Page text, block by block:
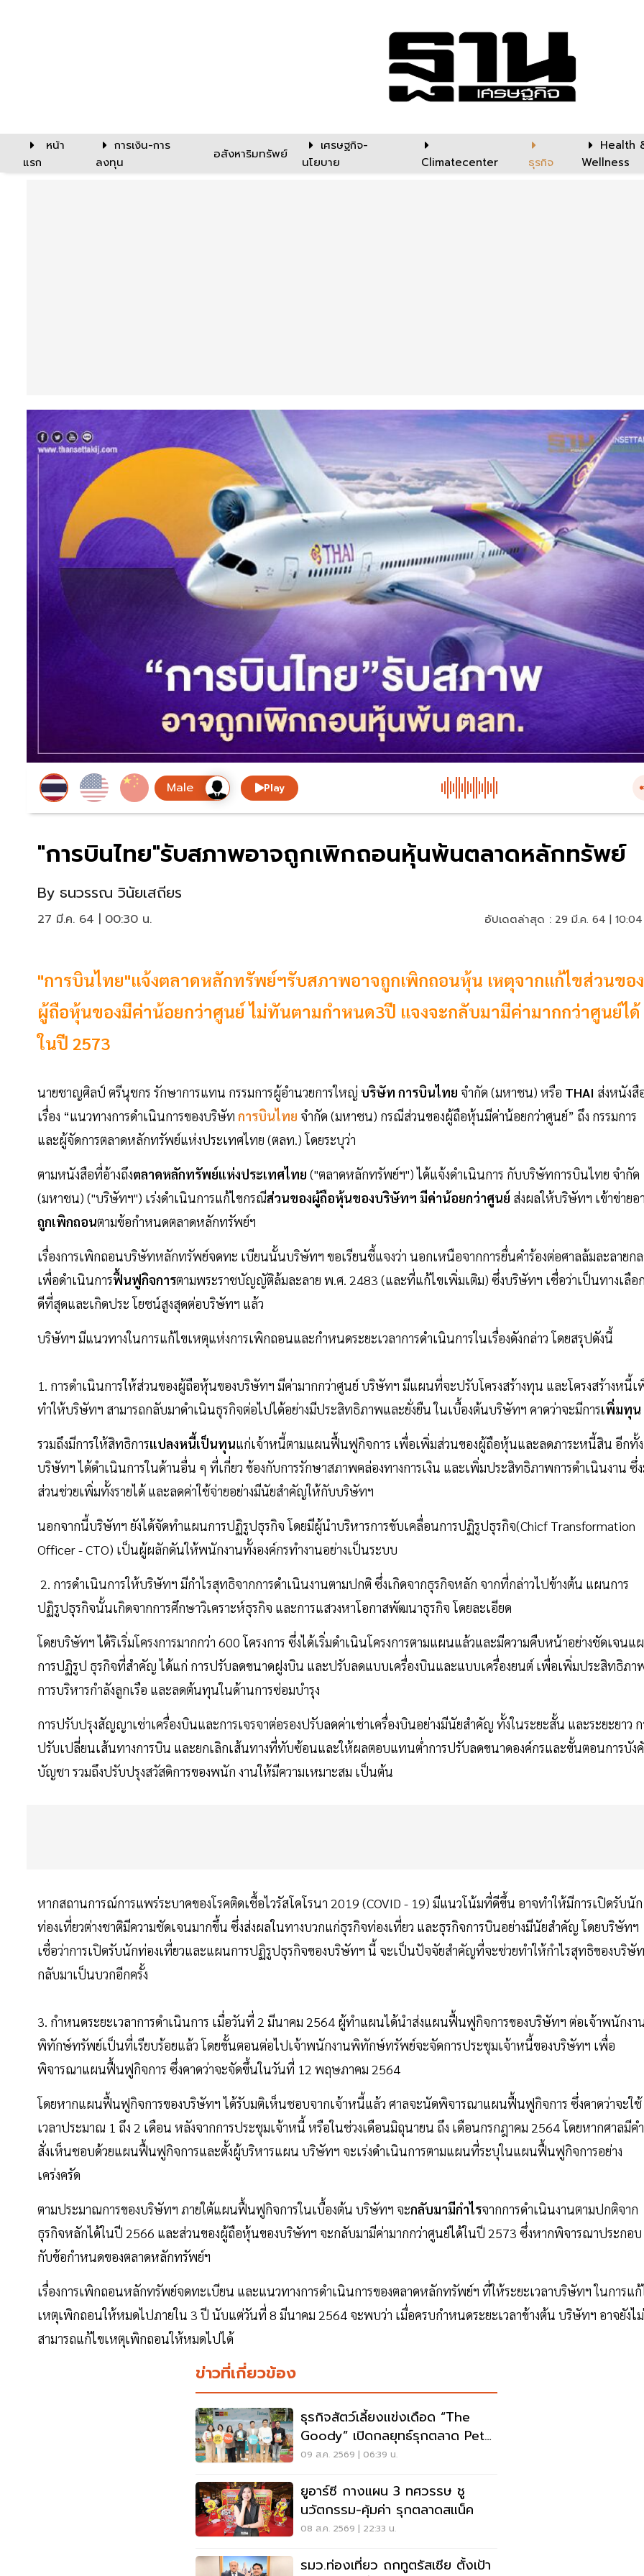
หน้า
แรก
การเงิน-การ
ลงทุน
อสังหาริมทรัพย์
เศรษฐกิจ-
นโยบาย
Climatecenter ธุรกิจ
Health
Wellness
Play
"การบินไทย"รับสภาพอาจถูกเพิกถอนหุ้นพ้นตลาดหลักทรัพย์
By ธนวรรณ วินัยเสถียร
27 มี.ค. 64 | 00:30 น. อัปเดตล่าสุด : 29 มี.ค. 64 |
"การบินไทย"แจ้งตลาดหลักทรัพย์ฯรับสภาพอาจถูกเพิกถอนหุ้น เหตุจากแก้ไขส่วนของ
ผู้ถือหุ้นของมีค่าน้อยกว่าศูนย์ ไม่ทันตามกำหนด3ปี แจงจะกลับมามีค่ามากกว่าศูนย์ได้
ในปี 2573
นายชาญศิลป์ ตรีนุชกร รักษาการแทน กรรมการผู้อำนวยการใหญ่ บริษัท การบินไทย จำกัด (มหาชน) หรือ THAI ส่งหนังสื
เรื่อง “แนวทางการดำเนินการของบริษัท การบินไทย จำกัด (มหาชน) กรณีส่วนของผู้ถือหุ้นมีค่าน้อยกว่าศูนย์” ถึง กรรมการ
และผู้จัดการตลาดหลักทรัพย์แห่งประเทศไทย (ตลท.) โดยระบุว่า
ตามหนังสือที่อ้างถึงตลาดหลักทรัพย์แห่งประเทศไทย ("ตลาดหลักทรัพย์ฯ") ได้แจ้งดำเนินการ กับบริษัทการบินไทย จำกัด
(มหาชน) ("บริษัทฯ") เร่งดำเนินการแก้ไขกรณีส่วนของผู้ถือหุ้นของบริษัทฯ มีค่าน้อยกว่าศูนย์ ส่งผลให้บริษัทฯ เข้าข่ายอ
ถูกเพิกถอนตามข้อกำหนดตลาดหลักทรัพย์ฯ
เรื่องการเพิกถอนบริษัทหลักทรัพย์จดทะ เบียนนั้นบริษัทฯ ขอเรียนชี้แจงว่า นอกเหนือจากการยื่นคำร้องต่อศาลล้มละลายกล
เพื่อดำเนินการฟื้นฟูกิจการตามพระราชบัญญัติล้มละลาย พ.ศ. 2483 (และที่แก้ไขเพิ่มเติม) ซึ่งบริษัทฯ เชื่อว่าเป็นทางเลือ
ดีที่สุดและเกิดประ โยชน์สูงสุดต่อบริษัทฯ แล้ว
บริษัทฯ มีแนวทางในการแก้ไขเหตุแห่งการเพิกถอนและกำหนดระยะเวลาการดำเนินการในเรื่องดังกล่าว โดยสรุปดังนี้
1. การดำเนินการให้ส่วนของผู้ถือหุ้นของบริษัทฯ มีค่ามากกว่าศูนย์ บริษัทฯ มีแผนที่จะปรับโครงสร้างทุน และโครงสร้างหนี้เ
ทำให้บริษัทฯ สามารถกลับมาดำเนินธุรกิจต่อไปได้อย่างมีประสิทธิภาพและยั่งยืน ในเบื้องต้นบริษัทฯ คาดว่าจะมีการเพิ่มทุน
รวมถึงมีการให้สิทธิการแปลงหนี้เป็นทุนแก่เจ้าหนี้ตามแผนฟื้นฟูกิจการ เพื่อเพิ่มส่วนของผู้ถือหุ้นและลดภาระหนี้สิน อีกทั้ง
บริษัทฯ ได้ดำเนินการในด้านอื่น ๆ ที่เกี่ยว ข้องกับการรักษาสภาพคล่องทางการเงิน และเพิ่มประสิทธิภาพการดำเนินงาน ซึ่
ส่วนช่วยเพิ่มทั้งรายได้ และลดค่าใช้จ่ายอย่างมีนัยสำคัญให้กับบริษัทฯ
นอกจากนี้บริษัทฯ ยังได้จัดทำแผนการปฏิรูปธุรกิจ โดยมีผู้นำบริหารการขับเคลื่อนการปฏิรูปธุรกิจ(Chicf Transformation
Officer - CTO) เป็นผู้ผลักดันให้พนักงานทั้งองค์กรทำงานอย่างเป็นระบบ
2. การดำเนินการให้บริษัทฯ มีกำไรสุทธิจากการดำเนินงานตามปกติ ซึ่งเกิดจากธุรกิจหลัก จากที่กล่าวไปข้างต้น แผนการ
ปฏิรูปธุรกิจนั้นเกิดจากการศึกษาวิเคราะห์ธุรกิจ และการแสวงหาโอกาสพัฒนาธุรกิจ โดยละเอียด
โดยบริษัทฯ ได้ริเริ่มโครงการมากกว่า 600 โครงการ ซึ่งได้เริ่มดำเนินโครงการตามแผนแล้วและมีความคืบหน้าอย่างชัดเจนแ
การปฏิรูป ธุรกิจที่สำคัญ ได้แก่ การปรับลดขนาดฝูงบิน และปรับลดแบบเครื่องบินและแบบเครื่องยนต์ เพื่อเพิ่มประสิทธิภา
การบริหารกำลังลูกเรือ และลดต้นทุนในด้านการซ่อมบำรุง
การปรับปรุงสัญญาเช่าเครื่องบินและการเจรจาต่อรองปรับลดค่าเช่าเครื่องบินอย่างมีนัยสำคัญ ทั้งในระยะสั้น และระยะยาว ก
ปรับเปลี่ยนเส้นทางการบิน และยกเลิกเส้นทางที่ทับซ้อนและให้ผลตอบแทนต่ำการปรับลดขนาดองค์กรและขั้นตอนการบัง
บัญชา รวมถึงปรับปรุงสวัสดิการของพนัก งานให้มีความเหมาะสม เป็นต้น
หากสถานการณ์การแพร่ระบาคของโรคติดเชื้อไวรัสโคโรนา 2019 (COVID - 19) มีแนวโน้มที่ดีขึ้น อาจทำให้มีการเปิดรับนัก
ท่องเที่ยวต่างชาติมีความชัดเจนมากขึ้น ซึ่งส่งผลในทางบวกแก่ธุรกิจท่องเที่ยว และธุรกิจการบินอย่างมีนัยสำคัญ โดยบริษัทฯ
เชื่อว่าการเปิดรับนักท่องเที่ยวและแผนการปฏิรูปธุรกิจของบริษัทฯ นี้ จะเป็นปัจจัยสำคัญที่จะช่วยทำให้กำไรสุทธิของบริษั
กลับมาเป็นบวกอีกครั้ง
3. กำหนดระยะเวลาการดำเนินการ เมื่อวันที่ 2 มีนาคม 2564 ผู้ทำแผนได้นำส่งแผนฟื้นฟูกิจการของบริษัทฯ ต่อเจ้าพนักงา
พิทักษ์ทรัพย์เป็นที่เรียบร้อยแล้ว โดยขั้นตอนต่อไปเจ้าพนักงานพิทักษ์ทรัพย์จะจัดการประชุมเจ้าหนี้ของบริษัทฯ เพื่อ
พิจารณาแผนฟื้นฟูกิจการ ซึ่งคาดว่าจะจัดขึ้นในวันที่ 12 พฤษภาคม 2564
โดยหากแผนฟื้นฟูกิจการของบริษัทฯ ได้รับมติเห็นชอบจากเจ้าหนี้แล้ว ศาลจะนัดพิจารณาแผนฟื้นฟูกิจการ ซึ่งคาดว่าจะใช้
เวลาประมาณ 1 ถึง 2 เดือน หลังจากการประชุมเจ้าหนี้ หรือในช่วงเดือนมิถุนายน ถึง เดือนกรกฎาคม 2564 โดยหากศาลมีคำ
สั่งเห็นชอบด้วยแผนฟื้นฟูกิจการและตั้งผู้บริหารแผน บริษัทฯ จะเร่งดำเนินการตามแผนที่ระบุในแผนฟื้นฟูกิจการอย่าง
เคร่งครัด
ตามประมาณการของบริษัทฯ ภายใต้แผนฟื้นฟูกิจการในเบื้องต้น บริษัทฯ จะกลับมามีกำไรจากการดำเนินงานตามปกติจาก
ธุรกิจหลักได้ในปี 2566 และส่วนของผู้ถือหุ้นของบริษัทฯ จะกลับมามีค่ามากกว่าศูนย์ได้ในปี 2573 ซึ่งหากพิจารณาประกอบ
กับข้อกำหนดของตลาดหลักทรัพย์ฯ
เรื่องการเพิกถอนหลักทรัพย์จดทะเบียน และแนวทางการดำเนินการของตลาดหลักทรัพย์ฯ ที่ให้ระยะเวลาบริษัทฯ ในการแก้
เหตุเพิกถอนให้หมดไปภายใน 3 ปี นับแต่วันที่ 8 มีนาคม 2564 จะพบว่า เมื่อครบกำหนดระยะเวลาข้างต้น บริษัทฯ อาจยังไม่
สามารถแก้ไขเหตุเพิกถอนให้หมดไปได้
ข่าวที่เกี่ยวข้อง
ธุรกิจสัตว์เลี้ยงแข่งเดือด “The
Goody” เปิดกลยุทธ์รุกตลาด Pet
Humanization
09 ส.ค. 2569 | 06:39 น.
ยูอาร์ซี กางแผน 3 ทศวรรษ ชู
นวัตกรรม-คุ้มค่า รุกตลาดสแน็ค
08 ส.ค. 2569 | 22:33 น.
รมว.ท่องเที่ยว ถกทูตรัสเซีย ตั้งเป้า